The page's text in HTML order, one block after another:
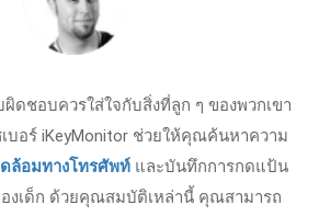
ดชอบควรใส่ใจกับสิ่งที่ลูก ๆ ของพวกเขา
บอร์ iKeyMonitor ช่วยให้คุณค้นหาความ
ล้อมทางโทรศัพท์และบันทึกการกดแป้น
งเด็ก ด้วยคุณสมบัติเหล่านี้ คุณสามารถ